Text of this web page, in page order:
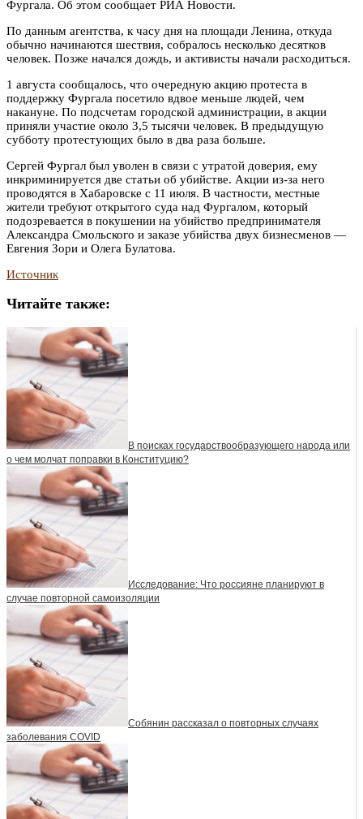
Фургала. Об этом сообщает РИА Новости.
По данным агентства, к часу дня на площади Ленина, откуда
обычно начинаются шествия, собралось несколько десятков
человек. Позже начался дождь, и активисты начали расходиться.
1 августа сообщалось, что очередную акцию протеста в
поддержку Фургала посетило вдвое меньше людей, чем
накануне. По подсчетам городской администрации, в акции
приняли участие около 3,5 тысячи человек. В предыдущую
субботу протестующих было в два раза больше.
Сергей Фургал был уволен в связи с утратой доверия, ему
инкриминируется две статьи об убийстве. Акции из-за него
проводятся в Хабаровске с 11 июля. В частности, местные
жители требуют открытого суда над Фургалом, который
подозревается в покушении на убийство предпринимателя
Александра Смольского и заказе убийства двух бизнесменов —
Евгения Зори и Олега Булатова.
Источник
Читайте также:
В поисках государствообразующего народа или
о чем молчат поправки в Конституцию?
Исследование: Что россияне планируют в
случае повторной самоизоляции
Собянин рассказал о повторных случаях
заболевания COVID